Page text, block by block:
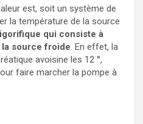
est, soit un système de
la température de la source
qui consiste à
source froide. En effet, la
avoisine les 12 °,
faire marcher la pompe à